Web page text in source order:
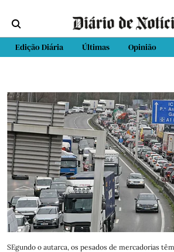
Edição Diária Últimas Opinião
SEgundo o autarca, os pesados de mercadorias